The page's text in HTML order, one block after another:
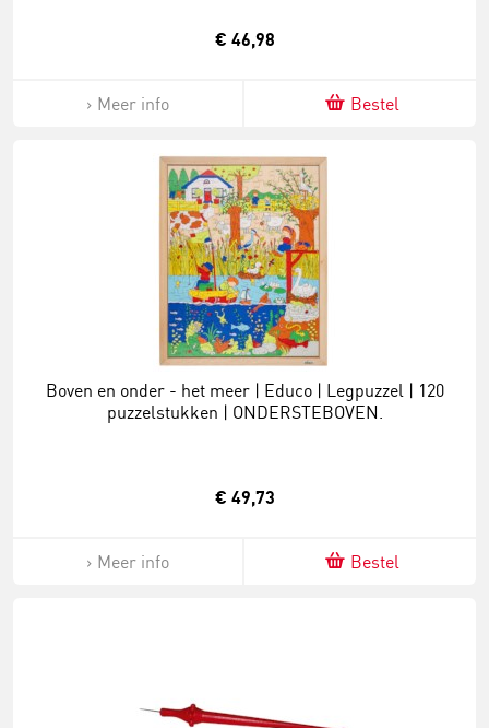
€ 46,98
Meer info Bestel
Boven en onder - het meer | Educo | Legpuzzel | 120
puzzelstukken | ONDERSTEBOVEN.
€ 49,73
Meer info Bestel